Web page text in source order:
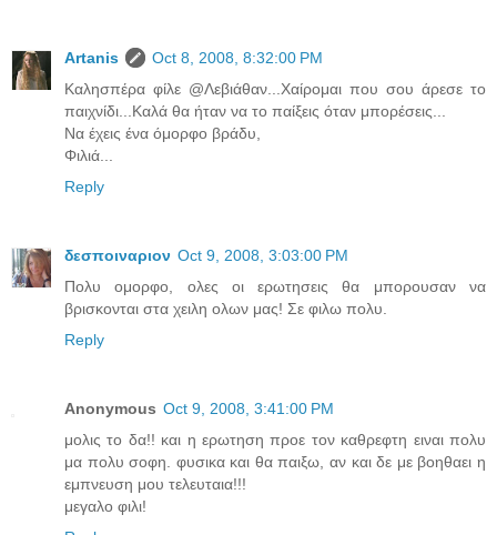
Artanis
Oct 8, 2008, 8:32:00 PM
Καλησπέρα φίλε @Λεβιάθαν...Χαίρομαι που σου άρεσε το
παιχνίδι...Καλά θα ήταν να το παίξεις όταν μπορέσεις...
Να έχεις ένα όμορφο βράδυ,
Φιλιά...
Reply
δεσποιναριον Oct 9, 2008, 3:03:00 PM
Πολυ ομορφο, ολες οι ερωτησεις θα μπορουσαν να
βρισκονται στα χειλη ολων μας! Σε φιλω πολυ.
Reply
Anonymous Oct 9, 2008, 3:41:00 PM
μολις το δα!! και η ερωτηση προε τον καθρεφτη ειναι πολυ
μα πολυ σοφη. φυσικα και θα παιξω, αν και δε με βοηθαει η
εμπνευση μου τελευταια!!!
μεγαλο φιλι!